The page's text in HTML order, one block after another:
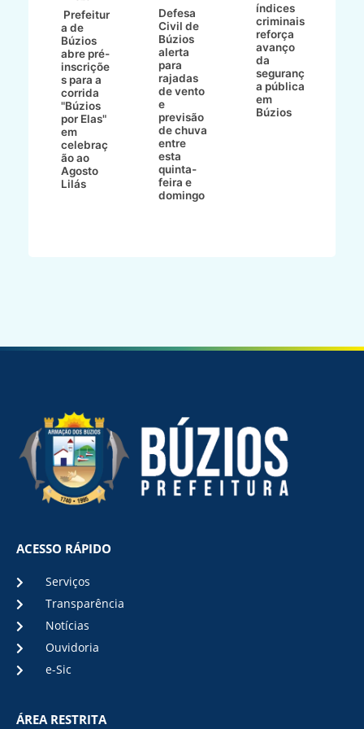
Prefeitur
a de
Búzios
abre pré-
inscriçõe
s para a
corrida
"Búzios
por Elas"
em
celebraç
ão ao
Agosto
Lilás
Defesa
Civil de
Búzios
alerta
para
rajadas
de vento
e
previsão
de chuva
entre
esta
quinta-
feira e
domingo
índices
criminais
reforça
avanço
da
seguranç
a pública
em
Búzios
ACESSO RÁPIDO
Serviços
Transparência
Notícias
Ouvidoria
e-Sic
ÁREA RESTRITA